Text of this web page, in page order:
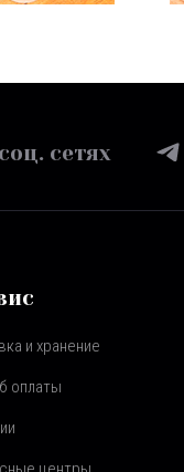
сетях
и хранение
оплаты